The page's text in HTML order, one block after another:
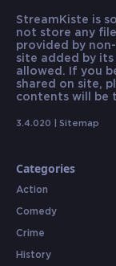
StreamKiste is
not store any
provided by
site added by
allowed. If you
shared on site,
contents will be
3.4.020 | Sitemap
Categories
Action
Comedy
Crime
History